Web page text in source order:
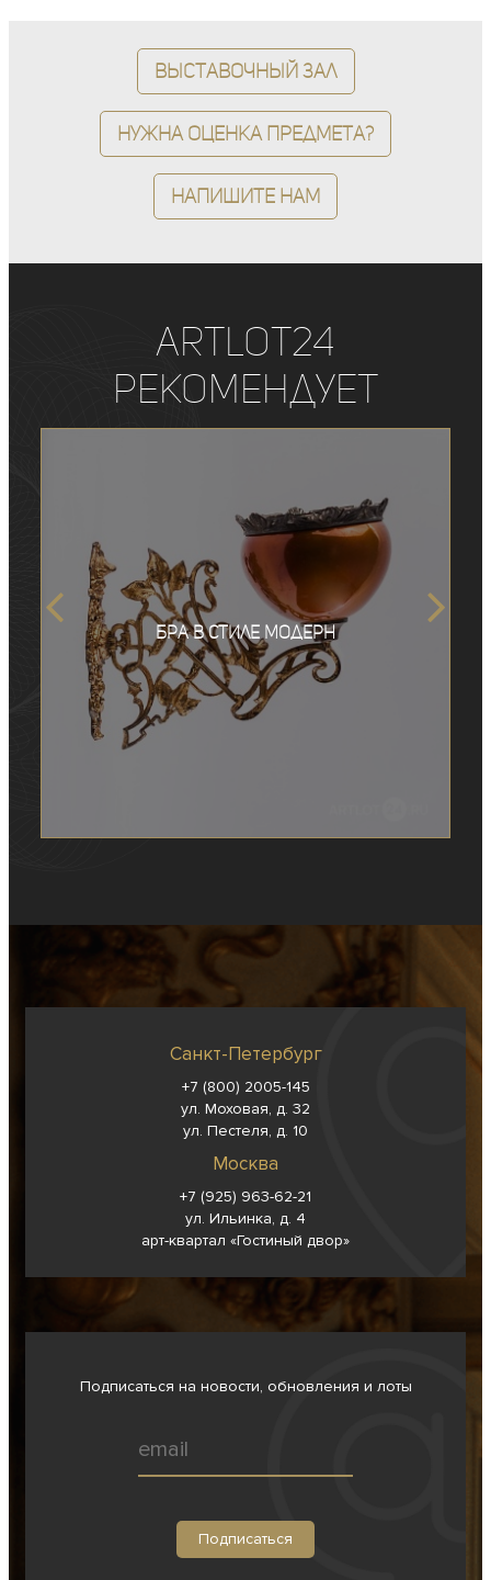
Выставочный зал
Нужна оценка предмета?
Напишите нам
ArtLot24
рекомендует
Бра в стиле модерн
Санкт-Петербург
+7 (800) 2005-145
ул. Моховая, д. 32
ул. Пестеля, д. 10
Москва
+7 (925) 963-62-21
ул. Ильинка, д. 4
арт-квартал «Гостиный двор»
Подписаться на новости, обновления и лоты